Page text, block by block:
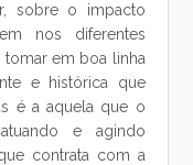
sobre o impacto
nos diferentes
tomar em boa linha
e histórica que
é a aquela que o
e agindo
contrata com a